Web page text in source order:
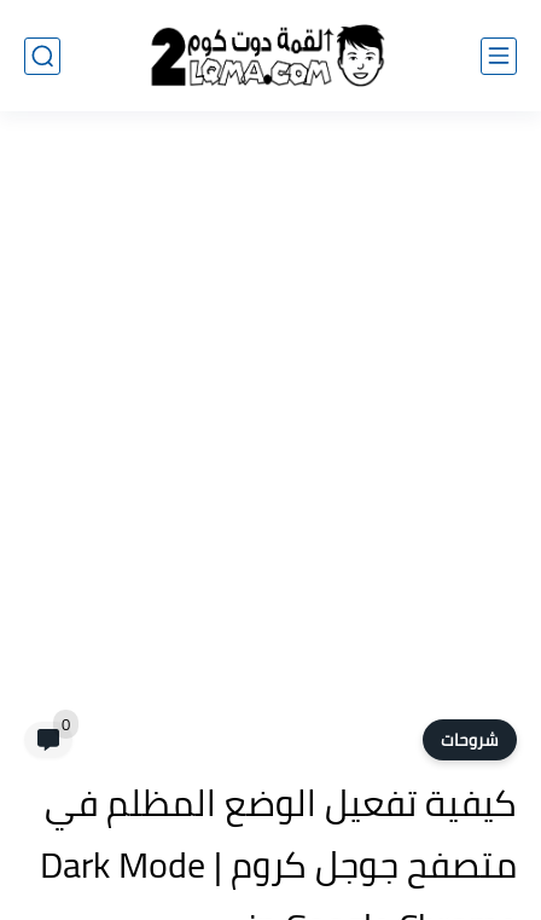
شروحات 0
كيفية تفعيل الوضع المظلم في
متصفح جوجل كروم | Dark Mode